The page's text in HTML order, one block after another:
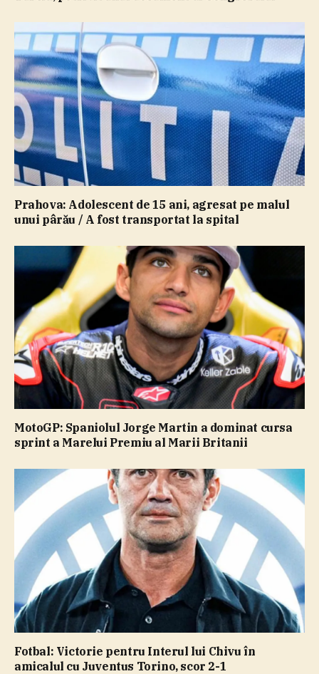
Prahova: Adolescent de 15 ani, agresat pe malul
unui pârău / A fost transportat la spital
MotoGP: Spaniolul Jorge Martin a dominat cursa
sprint a Marelui Premiu al Marii Britanii
Fotbal: Victorie pentru Interul lui Chivu în
amicalul cu Juventus Torino, scor 2-1